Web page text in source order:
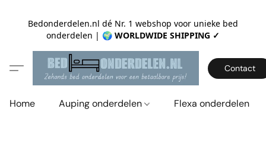
Bedonderdelen.nl dé Nr. 1 webshop voor unieke bed
onderdelen | 🌍 WORLDWIDE SHIPPING ✓
Contact
Home Auping onderdelen Flexa onderdelen